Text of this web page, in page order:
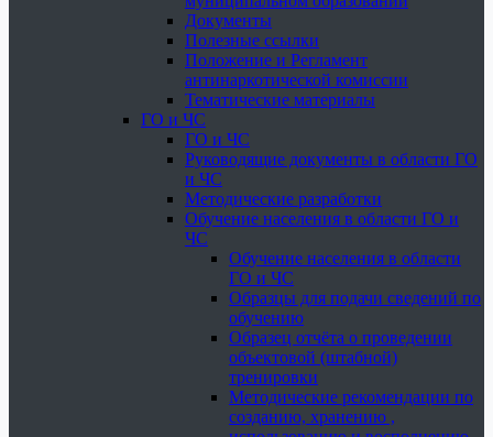
Документы
Полезные ссылки
Положение и Регламент
антинаркотической комиссии
Тематические материалы
ГО и ЧС
ГО и ЧС
Руководящие документы в области ГО
и ЧС
Методические разработки
Обучение населения в области ГО и
ЧС
Обучение населения в области
ГО и ЧС
Образцы для подачи сведений по
обучению
Образец отчёта о проведении
объектовой (штабной)
тренировки
Методические рекомендации по
созданию, хранению ,